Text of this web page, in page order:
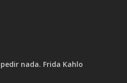
nada. Frida Kahlo